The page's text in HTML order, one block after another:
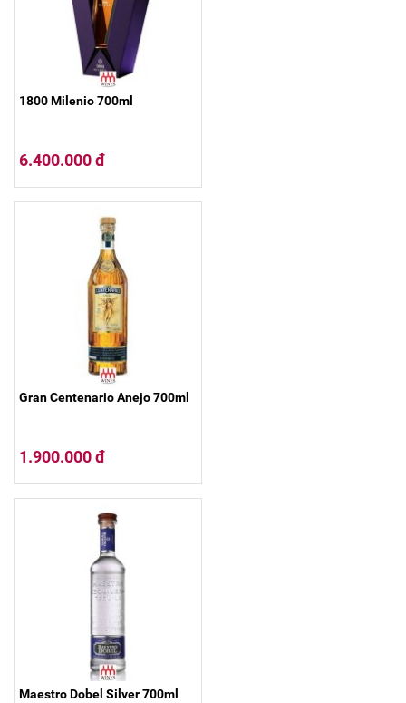
1800 Milenio 700ml
6.400.000 đ
Gran Centenario Anejo 700ml
1.900.000 đ
Maestro Dobel Silver 700ml